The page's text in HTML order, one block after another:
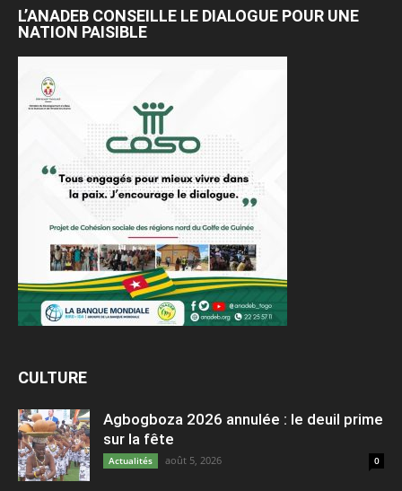
L’ANADEB CONSEILLE LE DIALOGUE POUR UNE
NATION PAISIBLE
CULTURE
Agbogboza 2026 annulée : le deuil prime
sur la fête
Actualités août 5, 2026 0